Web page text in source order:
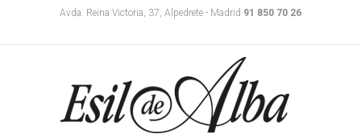
Avda. Reina Victoria, 37, Alpedrete - Madrid 91 850 70 26